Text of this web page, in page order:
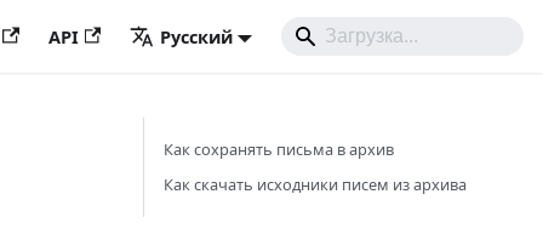
API Русский
Как сохранять письма в архив
Как скачать исходники писем из архива